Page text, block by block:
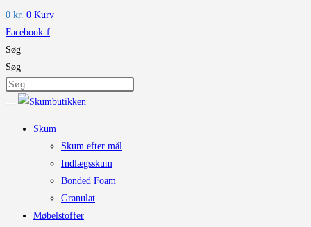
0 kr. 0 Kurv
Facebook-f
Søg
Søg
Skum
Skum efter mål
Indlægsskum
Bonded Foam
Granulat
Møbelstoffer